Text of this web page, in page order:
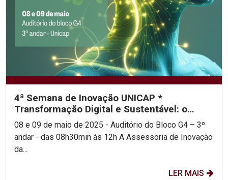
4ª Semana de Inovação UNICAP *
Transformação Digital e Sustentável: o
futuro de Pernambuco pela...
08 e 09 de maio de 2025 - Auditório do Bloco G4 – 3º
andar - das 08h30min às 12h A Assessoria de Inovação
da...
LER MAIS